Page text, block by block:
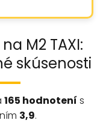
M2 TAXI:
skúsenosti
165 hodnotení s
3,9.